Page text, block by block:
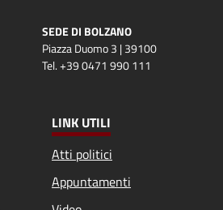
SEDE DI BOLZANO
Piazza Duomo 3 | 39100
Tel. +39 0471 990 111
LINK UTILI
Atti politici
Appuntamenti